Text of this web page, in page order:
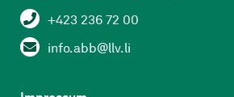
+423 236 72 00
info.abb@llv.li